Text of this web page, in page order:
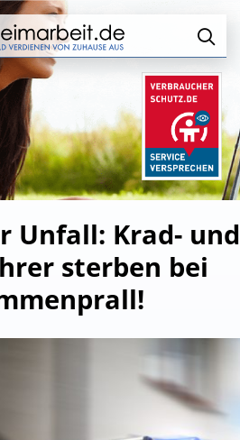
Unfall: Krad- und
sterben bei